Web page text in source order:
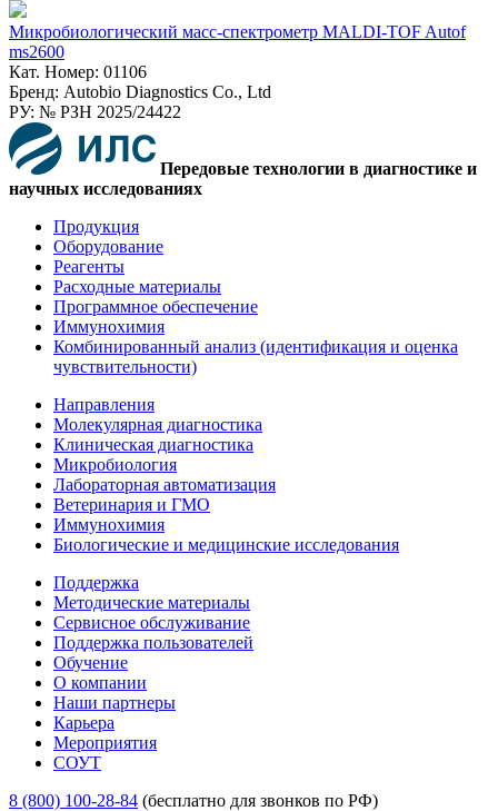
Микробиологический масс-спектрометр MALDI-TOF Autof
ms2600
Кат. Номер: 01106
Бренд: Autobio Diagnostics Co., Ltd
РУ: № РЗН 2025/24422
Передовые технологии в диагностике и
научных исследованиях
Продукция
Оборудование
Реагенты
Расходные материалы
Программное обеспечение
Иммунохимия
Комбинированный анализ (идентификация и оценка
чувствительности)
Направления
Молекулярная диагностика
Клиническая диагностика
Микробиология
Лабораторная автоматизация
Ветеринария и ГМО
Иммунохимия
Биологические и медицинские исследования
Поддержка
Методические материалы
Сервисное обслуживание
Поддержка пользователей
Обучение
О компании
Наши партнеры
Карьера
Мероприятия
СОУТ
8 (800) 100-28-84 (бесплатно для звонков по РФ)